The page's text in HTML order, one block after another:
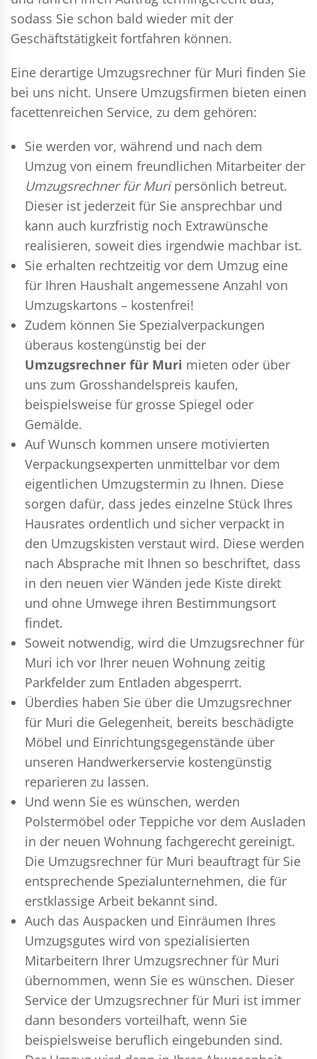
sodass Sie schon bald wieder mit der
Geschäftstätigkeit fortfahren können.
Eine derartige Umzugsrechner für Muri finden Sie
bei uns nicht. Unsere Umzugsfirmen bieten einen
facettenreichen Service, zu dem gehören:
Sie werden vor, während und nach dem
Umzug von einem freundlichen Mitarbeiter der
Umzugsrechner für Muripersönlich betreut.
Dieser ist jederzeit für Sie ansprechbar und
kann auch kurzfristig noch Extrawünsche
realisieren, soweit dies irgendwie machbar ist.
Sie erhalten rechtzeitig vor dem Umzug eine
für Ihren Haushalt angemessene Anzahl von
Umzugskartons – kostenfrei!
Zudem können Sie Spezialverpackungen
überaus kostengünstig bei der
Umzugsrechner für Muri mieten oder über
uns zum Grosshandelspreis kaufen,
beispielsweise für grosse Spiegel oder
Gemälde.
Auf Wunsch kommen unsere motivierten
Verpackungsexperten unmittelbar vor dem
eigentlichen Umzugstermin zu Ihnen. Diese
sorgen dafür, dass jedes einzelne Stück Ihres
Hausrates ordentlich und sicher verpackt in
den Umzugskisten verstaut wird. Diese werden
nach Absprache mit Ihnen so beschriftet, dass
in den neuen vier Wänden jede Kiste direkt
und ohne Umwege ihren Bestimmungsort
findet.
Soweit notwendig, wird die Umzugsrechner für
Muri ich vor Ihrer neuen Wohnung zeitig
Parkfelder zum Entladen abgesperrt.
Überdies haben Sie über die Umzugsrechner
für Muri die Gelegenheit, bereits beschädigte
Möbel und Einrichtungsgegenstände über
unseren Handwerkerservie kostengünstig
reparieren zu lassen.
Und wenn Sie es wünschen, werden
Polstermöbel oder Teppiche vor dem Ausladen
in der neuen Wohnung fachgerecht gereinigt.
Die Umzugsrechner für Muri beauftragt für Sie
entsprechende Spezialunternehmen, die für
erstklassige Arbeit bekannt sind.
Auch das Auspacken und Einräumen Ihres
Umzugsgutes wird von spezialisierten
Mitarbeitern Ihrer Umzugsrechner für Muri
übernommen, wenn Sie es wünschen. Dieser
Service der Umzugsrechner für Muri ist immer
dann besonders vorteilhaft, wenn Sie
beispielsweise beruflich eingebunden sind.